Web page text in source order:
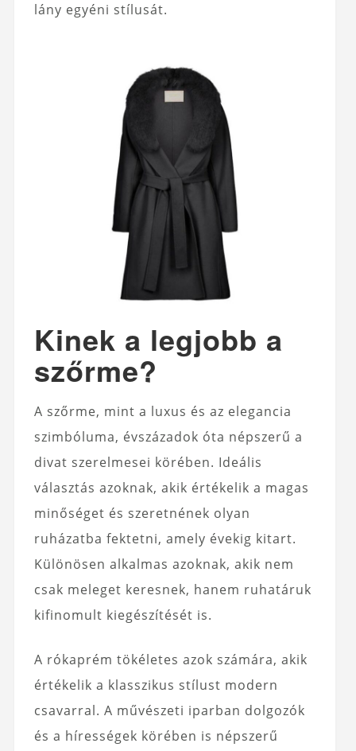
lány egyéni stílusát.
Kinek a legjobb a
szőrme?
A szőrme, mint a luxus és az elegancia
szimbóluma, évszázadok óta népszerű a
divat szerelmesei körében. Ideális
választás azoknak, akik értékelik a magas
minőséget és szeretnének olyan
ruházatba fektetni, amely évekig kitart.
Különösen alkalmas azoknak, akik nem
csak meleget keresnek, hanem ruhatáruk
kifinomult kiegészítését is.
A rókaprém tökéletes azok számára, akik
értékelik a klasszikus stílust modern
csavarral. A művészeti iparban dolgozók
és a hírességek körében is népszerű